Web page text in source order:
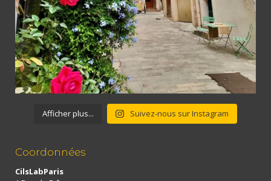
Afficher plus... Suivez-nous sur Instagram
Coordonnées
CilsLabParis